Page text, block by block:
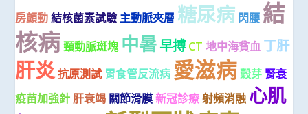
房顫動 結核菌素試驗 主動脈夾層 糖尿病 閃腰 結
核病 頸動脈斑塊 中暑早搏 CT 地中海貧血 丁肝
肝炎 抗原測試 胃食管反流病 愛滋病 穀芽 腎衰
疫苗加強針 肝衰竭 關節滑膜 新冠診療 射頻消融 心肌